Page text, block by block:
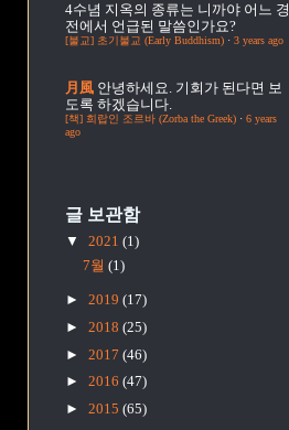
4수념 지옥의 종류는 니까야 어느 경
전에서 언급된 말씀인가요?
[불교] 초기불교 (Early Buddhism) · 3 years ago
月風 안녕하세요. 기회가 된다면 보
도록 하겠습니다.
[책] 희랍인 조르바 (Zorba the Greek) · 6 years
ago
글 보관함
▼ 2021 (1)
7월 (1)
► 2019 (17)
► 2018 (25)
► 2017 (46)
► 2016 (47)
► 2015 (65)